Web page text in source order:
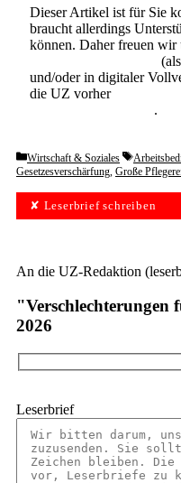
Dieser Artikel ist für Sie
braucht allerdings
können. Daher freuen wir
und/oder in digitaler
die UZ vorher
.
Categories
Wirtschaft & Soziales Tags
Gesetzesverschärfung, Große
✘ Leserbrief schreiben
An die UZ-Redaktion
2026
Leserbrief